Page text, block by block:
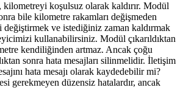
koşulsuz olarak kaldırır. Modül
bile kilometre rakamları değişmeden
değiştirmek ve istediğiniz zaman kaldırmak
kullanabilirsiniz. Modül çıkarıldıktan
kendiliğinden artmaz. Ancak çoğu
sonra hata mesajları silinmelidir. İletişim
hata mesajı olarak kaydedebilir mi?
gerekmeyen düzensiz hatalardır, ancak